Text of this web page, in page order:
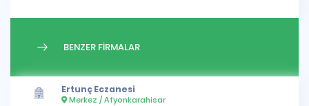
BENZER FİRMALAR
Ertunç Eczanesi
Merkez / Afyonkarahisar